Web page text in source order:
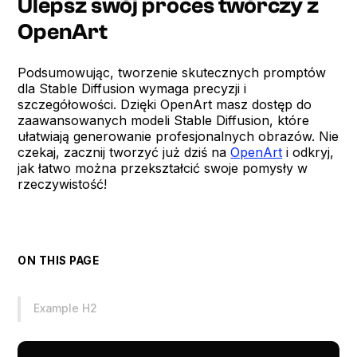
Ulepsz swój proces twórczy z
OpenArt
Podsumowując, tworzenie skutecznych promptów
dla Stable Diffusion wymaga precyzji i
szczegółowości. Dzięki OpenArt masz dostęp do
zaawansowanych modeli Stable Diffusion, które
ułatwiają generowanie profesjonalnych obrazów. Nie
czekaj, zacznij tworzyć już dziś naOpenArt i odkryj,
jak łatwo można przekształcić swoje pomysły w
rzeczywistość!
ON THIS PAGE
Example H2